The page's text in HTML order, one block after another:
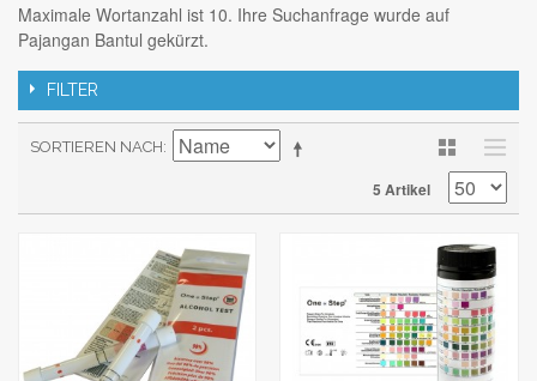
Maximale Wortanzahl ist 10. Ihre Suchanfrage wurde auf
Pajangan Bantul gekürzt.
FILTER
SORTIEREN NACH
5 Artikel